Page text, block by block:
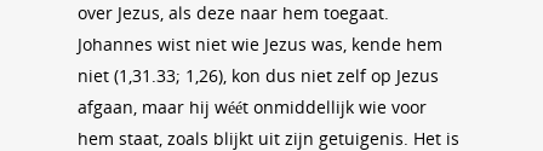
over Jezus, als deze naar hem toegaat.
Johannes wist niet wie Jezus was, kende hem
niet (1,31.33; 1,26), kon dus niet zelf op Jezus
afgaan, maar hij wéét onmiddellijk wie voor
hem staat, zoals blijkt uit zijn getuigenis. Het is